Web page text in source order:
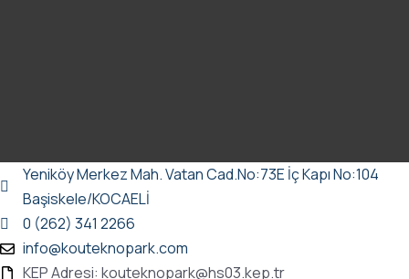
Yeniköy Merkez Mah. Vatan Cad.No:73E İç Kapı No:104
Başiskele/KOCAELİ
0 (262) 341 2266
info@kouteknopark.com
KEP Adresi: kouteknopark@hs03.kep.tr